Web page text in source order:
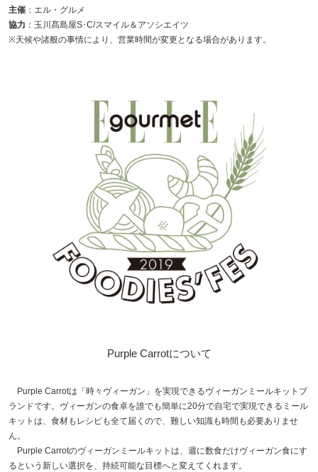
主催 ：エル・グルメ
協力 ：玉川髙島屋S･C/スマイル＆アソシエイツ
※天候や諸般の事情により、営業時間が変更となる場合があります。
Purple Carrotについて
Purple Carrotは「時々ヴィーガン」を実現できるヴィーガンミールキットブ
ランドです。ヴィーガンの食卓を誰でも簡単に20分で自宅で実現できるミール
キットは、食材もレシピも全て届くので、難しい知識も時間も必要ありませ
ん。
Purple Carrotのヴィーガンミールキットは、週に数食だけヴィーガン食にす
るという新しい選択を、持続可能な目標へと変えてくれます。